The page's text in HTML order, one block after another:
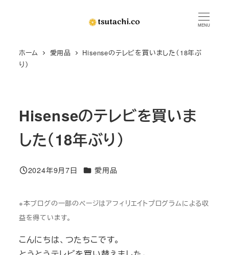
MENU
ホーム 愛用品
Hisenseのテレビを買いました（18年ぶ
り）
Hisenseのテレビを買いま
した（18年ぶり）
投稿日
2024年9月7日 カテゴリー
愛用品
※本ブログの一部のページはアフィリエイトプログラムによる収
益を得ています。
こんにちは、つたちこです。